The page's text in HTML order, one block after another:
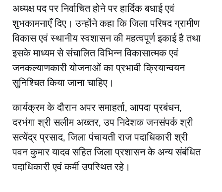
अध्यक्ष पद पर निर्वाचित होने पर हार्दिक बधाई एवं
शुभकामनाएँ दिए। उन्होंने कहा कि जिला परिषद ग्रामीण
विकास एवं स्थानीय स्वशासन की महत्वपूर्ण इकाई है तथा
इसके माध्यम से संचालित विभिन्न विकासात्मक एवं
जनकल्याणकारी योजनाओं का प्रभावी क्रियान्वयन
सुनिश्चित किया जाना चाहिए।
कार्यक्रम के दौरान अपर समाहर्ता, आपदा प्रबंधन,
दरभंगा श्री सलीम अख्तर, उप निदेशक जनसंपर्क श्री
सत्येंद्र प्रसाद, जिला पंचायती राज पदाधिकारी श्री
पवन कुमार यादव सहित जिला प्रशासन के अन्य संबंधित
पदाधिकारी एवं कर्मी उपस्थित रहे।